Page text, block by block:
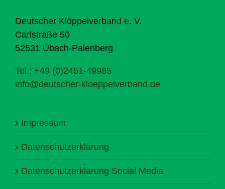
Deutscher Klöppelverband e. V.
Carlstraße 50
52531 Übach-Palenberg
Tel.: +49 (0)2451-49985
info@deutscher-kloeppelverband.de
Impressum
Datenschutzerklärung
Datenschutzerklärung Social Media